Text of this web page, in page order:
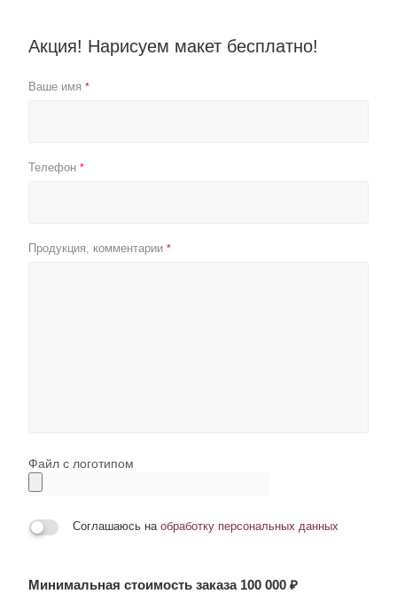
Акция! Нарисуем макет бесплатно!
Ваше имя *
Телефон *
Продукция, комментарии *
Файл с логотипом
Соглашаюсь на обработку персональных данных
Минимальная стоимость заказа 100 000 ₽